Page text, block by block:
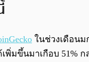
ในช่วงเดือน
พิ่มขึ้นมาเกือบ 51% ก